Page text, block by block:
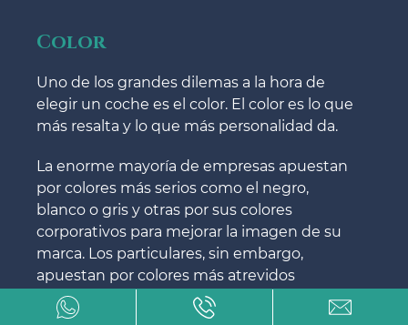
Color
Uno de los grandes dilemas a la hora de
elegir un coche es el color. El color es lo que
más resalta y lo que más personalidad da.
La enorme mayoría de empresas apuestan
por colores más serios como el negro,
blanco o gris y otras por sus colores
corporativos para mejorar la imagen de su
marca. Los particulares, sin embargo,
apuestan por colores más atrevidos
acordes a su personalidad.